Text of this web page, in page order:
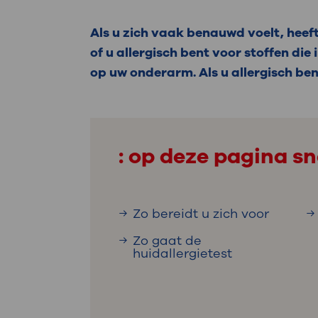
Uw
Werken
steeds verder uit, zodat u zelf
we u sneller helpen.
Direct naar MijnOLVG
Als u zich vaak benauwd voelt,
of u allergisch bent voor stoffen
op uw onderarm. Als u allergisch
: op deze pagina
Zo bereidt u zich voor
Zo gaat de
huidallergietest